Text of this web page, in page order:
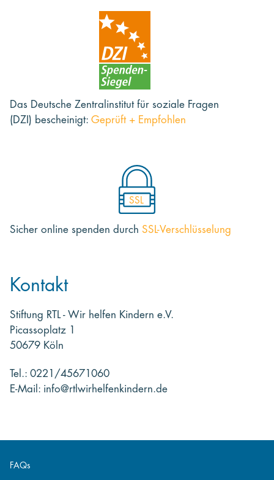
Das Deutsche Zentralinstitut für soziale Fragen
(DZI) bescheinigt: Geprüft + Empfohlen
SSL
Sicher online spenden durch SSL-Verschlüsselung
Kontakt
Stiftung RTL - Wir helfen Kindern e.V.
Picassoplatz 1
50679 Köln
Tel.: 0221/45671060
E-Mail: info@rtlwirhelfenkindern.de
FAQs